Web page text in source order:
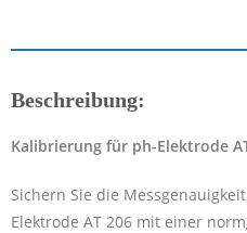
Beschreibung:
Kalibrierung für ph-Elektrode
Sichern Sie die
Elektrode AT 206 mit einer